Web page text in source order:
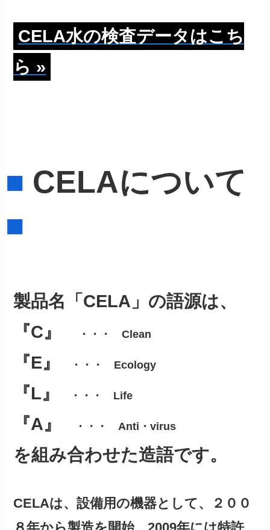
CELA水の検査データはこち
ら »
■ CELAについて
■
製品名「CELA」の語源は、
『C』
・・・ Clean
『E』 ・・・ Ecology
『L』 ・・・ Life
『A』 ・・・ Anti・virus
を組み合わせた造語です。
CELAは、設備用の機器として、２００